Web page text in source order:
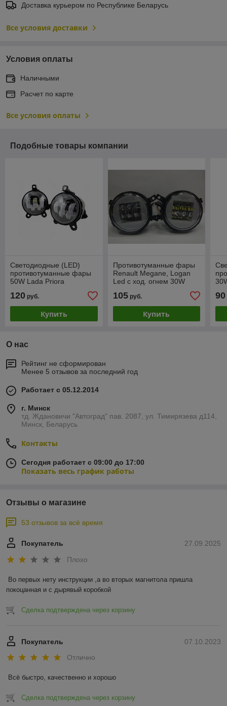
Доставка курьером по Республике Беларусь
Все условия доставки
Условия оплаты
Наличными
Расчет по карте
Все условия оплаты
Подобные товары компании
Светодиодные (LED)
противотуманные фары
50W Lada Priora
120 руб.
Купить
Противотуманные фары
Renault Megane, Logan
Led с ход. огнем 30W
105руб.
Купить
90
О нас
Рейтинг не сформирован
Менее 5 отзывов за последний год
Работает с 05.12.2014
г. Минск
тд. Ждановичи "Автоград" пав. 2087, ул. Тимирязева д114,
Минск, Беларусь
Контакты
Сегодня работает с 09:00 до 17:00
Показать весь график работы
Отзывы о магазине
53 отзывов за всё время
27.09.2025
Покупатель
Плохо
Во первых нету инструкции ,а во вторых магнитола пришла
покоцанная и с дырявый коробкой
Сделка подтверждена через корзину
07.10.2023
Покупатель
Отлично
Всё быстро, качественно и хорошо
Сделка подтверждена через корзину